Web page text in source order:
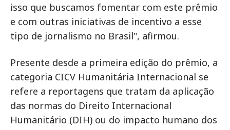
isso que buscamos fomentar com este prêmio
e com outras iniciativas de incentivo a esse
tipo de jornalismo no Brasil", afirmou.
Presente desde a primeira edição do prêmio, a
categoria CICV Humanitária Internacional se
refere a reportagens que tratam da aplicação
das normas do Direito Internacional
Humanitário (DIH) ou do impacto humano dos